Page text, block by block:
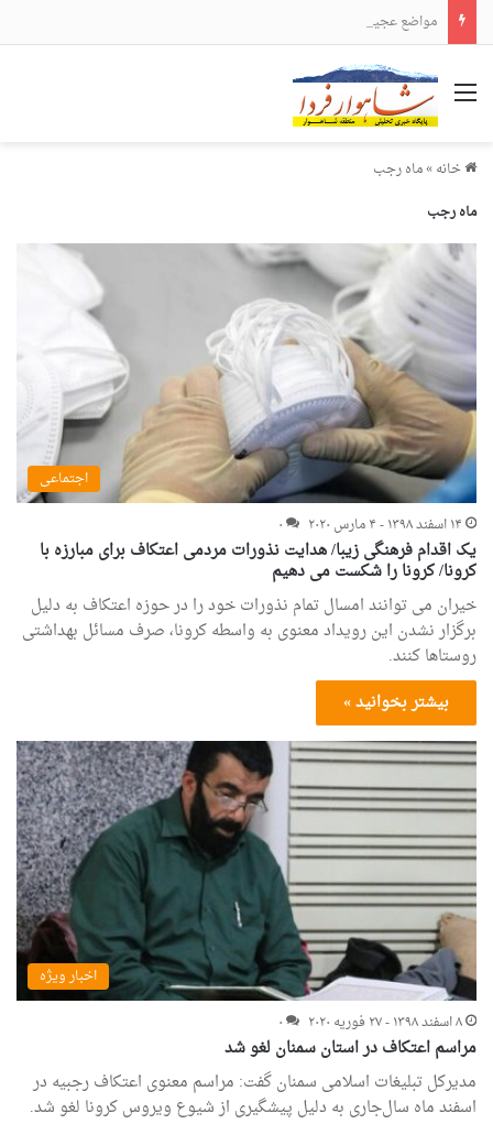
مواضع عجیب و دور از انتظار علی لاریجانی
منو
خانه»ماه رجب
ماه رجب
اجتماعی
۱۴ اسفند ۱۳۹۸ - ۴ مارس ۲۰۲۰
۰
یک اقدام فرهنگی زیبا/ هدایت نذورات مردمی اعتکاف برای مبارزه با
کرونا/ کرونا را شکست می دهیم
خیران می توانند امسال تمام نذورات خود را در حوزه اعتکاف به دلیل
برگزار نشدن این رویداد معنوی به واسطه کرونا، صرف مسائل بهداشتی
روستاها کنند.
بیشتر بخوانید »
اخبار ویژه
۸ اسفند ۱۳۹۸ - ۲۷ فوریه ۲۰۲۰
۰
مراسم اعتکاف در استان سمنان لغو شد
مدیرکل تبلیغات اسلامی سمنان گفت: مراسم معنوی اعتکاف رجبیه در
اسفند ماه سال‌جاری به دلیل پیشگیری از شیوع ویروس کرونا لغو شد.